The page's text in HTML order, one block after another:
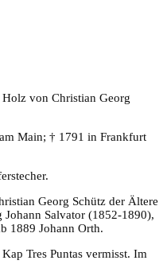
von Christian Georg
Main; † 1791 in Frankfurt
Georg Schütz der Ältere
Johann Salvator (1852-1890),
1889 Johann Orth.
Tres Puntas vermisst. Im